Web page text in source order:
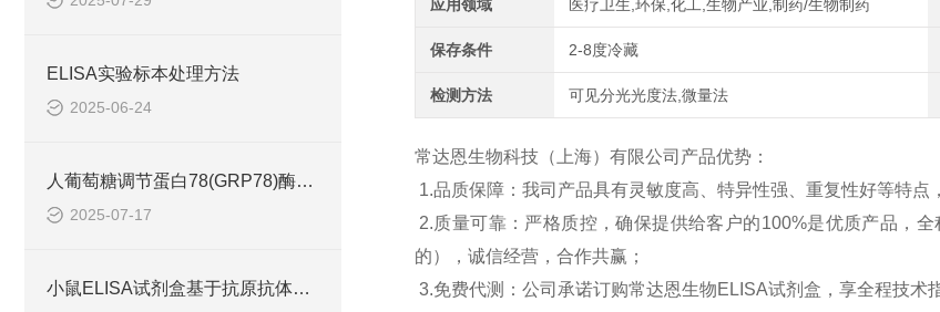
ELISA实验标本处理方法
2025-06-24
人葡萄糖调节蛋白78(GRP78)酶联免疫试剂盒
2025-07-17
小鼠ELISA试剂盒基于抗原抗体特异性结合原理
应用领域 医疗卫生,环保,化工,生物产业,制药/生物制药
保存条件 2-8度冷藏
检测方法 可见分光光度法,微量法
常达恩生物科技（上海）有限公司产品优势：
1.品质保障：我司产品具有灵敏度高、特异性强、重复性好等特点
2.质量可靠：严格质控，确保提供给客户的100%是优质产品，
的），诚信经营，合作共赢；
3.免费代测：公司承诺订购常达恩生物ELISA试剂盒，享全程技术